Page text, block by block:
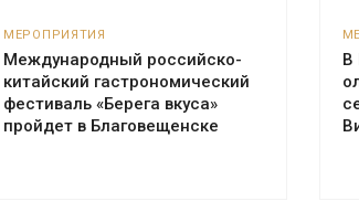
МЕРОПРИЯТИЯ
Международный российско-
китайский гастрономический
фестиваль «Берега вкуса»
пройдет в Благовещенске
В